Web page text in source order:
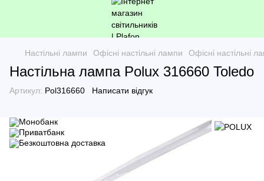
Настільні лампи Офісні настільні лампи Офісні настільні
Настільна лампа Polux 316660 Toledo
Артикул: Pol316660 Написати відгук